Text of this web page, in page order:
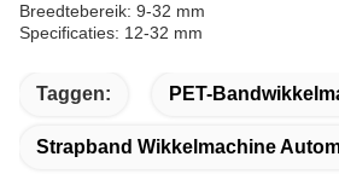
Breedtebereik: 9-32 mm
Specificaties: 12-32 mm
Taggen: PET-
Strapband Wikkelmachine